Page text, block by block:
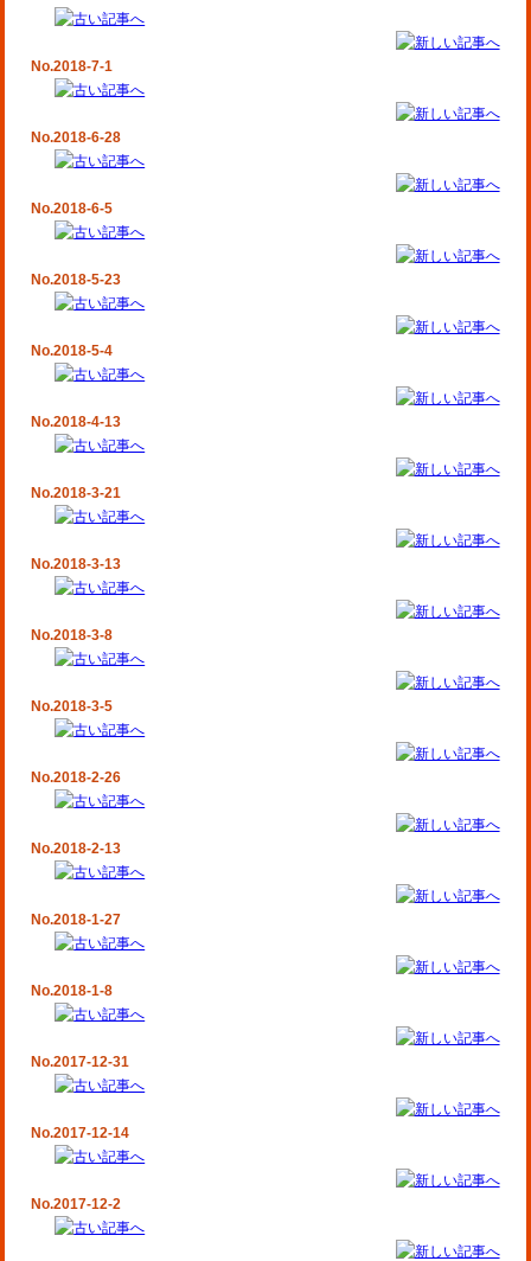
No.2018-7-1
No.2018-6-28
No.2018-6-5
No.2018-5-23
No.2018-5-4
No.2018-4-13
No.2018-3-21
No.2018-3-13
No.2018-3-8
No.2018-3-5
No.2018-2-26
No.2018-2-13
No.2018-1-27
No.2018-1-8
No.2017-12-31
No.2017-12-14
No.2017-12-2